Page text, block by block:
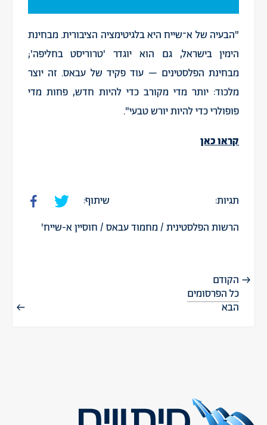
"הבעיה של א־שייח היא בלגיטימציה הציבורית. מבחינת
הימין בישראל, גם הוא יוגדר 'טרוריסט בחליפה';
מבחינת הפלסטינים – עוד פקיד של עבאס. זה יוצר
מלכוד: יותר מדי מקורב כדי להיות חדש, פחות מדי
פופולרי כדי להיות יורש טבעי".
קראו כאן
שיתוף:
תגיות:
הרשות הפלסטינית/ מחמוד עבאס/ חוסיין א-שייח'
הקודם
כל הפרסומים
הבא